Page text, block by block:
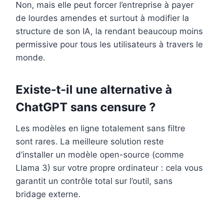
Non, mais elle peut forcer l’entreprise à payer
de lourdes amendes et surtout à modifier la
structure de son IA, la rendant beaucoup moins
permissive pour tous les utilisateurs à travers le
monde.
Existe-t-il une alternative à
ChatGPT sans censure ?
Les modèles en ligne totalement sans filtre
sont rares. La meilleure solution reste
d’installer un modèle open-source (comme
Llama 3) sur votre propre ordinateur : cela vous
garantit un contrôle total sur l’outil, sans
bridage externe.